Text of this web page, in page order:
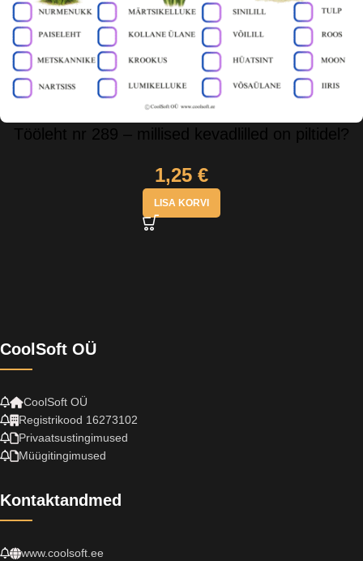
Tööleht nr 289 – millised kevadlilled on piltidel?
1,25 €
LISA KORVI
CoolSoft OÜ
CoolSoft OÜ
Registrikood 16273102
Privaatsustingimused
Müügitingimused
Kontaktandmed
www.coolsoft.ee